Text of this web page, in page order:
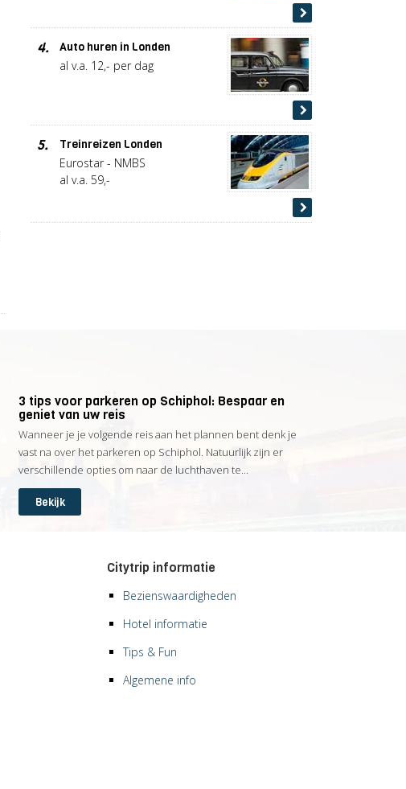
4.
Auto huren in Londen
al v.a. 12,- per dag
5.
Treinreizen Londen
Eurostar - NMBS
al v.a. 59,-
3 tips voor parkeren op Schiphol: Bespaar en
geniet van uw reis
Wanneer je je volgende reis aan het plannen bent denk je
vast na over het parkeren op Schiphol. Natuurlijk zijn er
verschillende opties om naar de luchthaven te...
Bekijk
Citytrip informatie
Bezienswaardigheden
Hotel informatie
Tips & Fun
Algemene info